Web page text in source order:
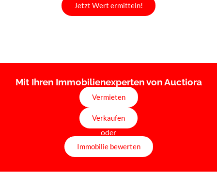
Jetzt Wert ermitteln!
Mit Ihren Immobilienexperten von Auctiora
Vermieten
Verkaufen
oder
Immobilie bewerten